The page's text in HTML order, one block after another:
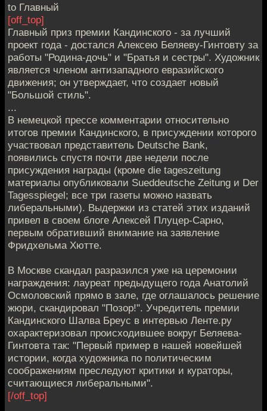
to Главный
[off_top]
Главный приз премии Кандинского - за лучший
проект года - достался Алексею Беляеву-Гинтовту за
работы "Родина-дочь" и "Братья и сестры". Художник
является членом антизападного евразийского
движения; он утверждает, что создает новый
"Большой стиль".
...
В немецкой прессе комментарии относительно
итогов премии Кандинского, в присуждении которого
участвовал представитель Deutsche Bank,
появились спустя почти две недели после
присуждения награды (кроме die tageszeitung
материалы опубликовали Sueddeutsche Zeitung и Der
Tagesspiegel; все три газеты можно назвать
либеральными). Выдержки из статей этих изданий
привел в своем блоге Алексей Плуцер-Сарно,
первым обративший внимание на заявление
Фридхельма Хютте.
В Москве скандал разразился уже на церемонии
награждения: лауреат предыдущего года Анатолий
Осмоловский прямо в зале, где оглашалось решение
жюри, скандировал "Позор!". Учредитель премии
Кандинского Шалва Бреус в интервью Ленте.ру
охарактеризовал происходившее вокруг Беляева-
Гинтовта так: "Первый пример в нашей новейшей
истории, когда художника по политическим
соображениям преследуют критики и кураторы,
считающиеся либеральными".
[/off_top]